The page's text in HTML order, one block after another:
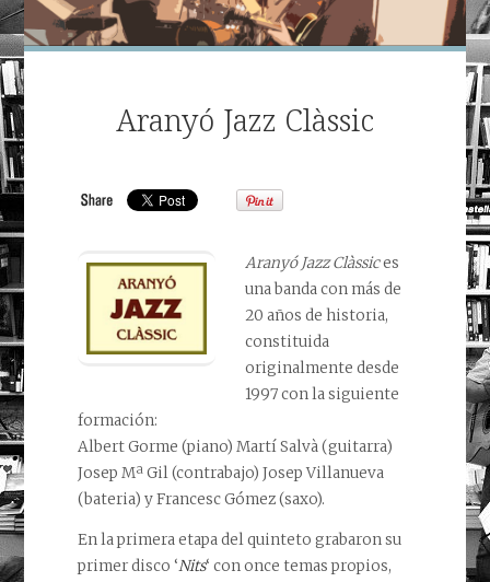
Aranyó Jazz Clàssic
Aranyó Jazz Clàssices
una banda con más de
20 años de historia,
constituida
originalmente desde
1997 con la siguiente
formación:
Albert Gorme (piano) Martí Salvà (guitarra)
Josep Mª Gil (contrabajo) Josep Villanueva
(bateria) y Francesc Gómez (saxo).
En la primera etapa del quinteto grabaron su
primer disco ‘Nits‘ con once temas propios,